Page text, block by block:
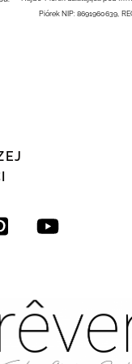
Piórek NIP: 8691960639,